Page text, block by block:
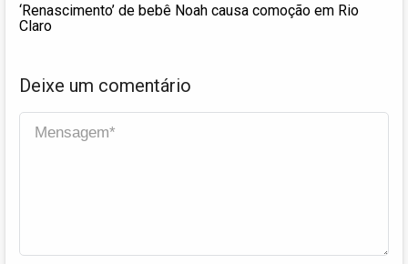
‘Renascimento’ de bebê Noah causa comoção em Rio
Claro
Deixe um comentário